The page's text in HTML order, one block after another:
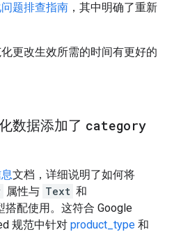
题排查指南 ，其中明确了重新
化更改生效所需的时间有更好的
数据添加了 category
文档，详细说明了如何将
属性与 Text 和
搭配使用。这符合 Google
规范中针对 product_type 和